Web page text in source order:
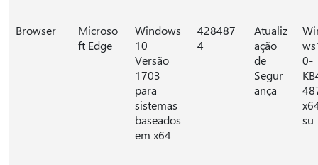
Browser
Microso
ft Edge
Windows
10
Versão
1703
para
sistemas
baseados
em x64
428487
4
Atualiz
ação
de
Segur
ança
0-
su